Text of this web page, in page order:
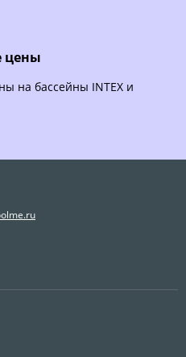
цены
на бассейны INTEX и